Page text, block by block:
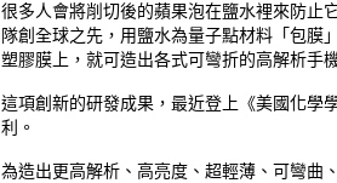
很多人會將削切後的蘋果泡在鹽水裡來防止
隊創全球之先，用鹽水為量子點材料「包膜
塑膠膜上，就可造出各式可彎折的高解析手
這項創新的研發成果，最近登上《美國化學
利。
為造出更高解析、高亮度、超輕薄、可彎曲